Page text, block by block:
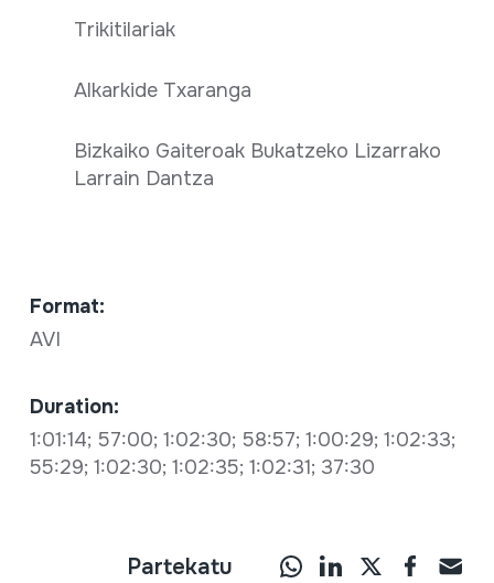
Trikitilariak
Alkarkide Txaranga
Bizkaiko Gaiteroak Bukatzeko Lizarrako
Larrain Dantza
Format:
AVI
Duration:
1:01:14; 57:00; 1:02:30; 58:57; 1:00:29; 1:02:33;
55:29; 1:02:30; 1:02:35; 1:02:31; 37:30
Partekatu